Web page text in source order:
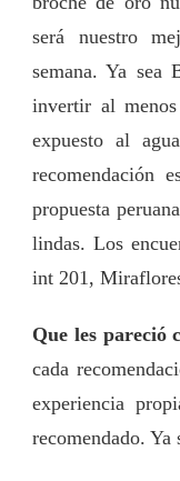
será nuestro
semana. Ya sea
invertir al
expuesto al
recomendación
propuesta
lindas. Los
int 201,
Que les pareció
cada
experiencia
recomendado. Ya